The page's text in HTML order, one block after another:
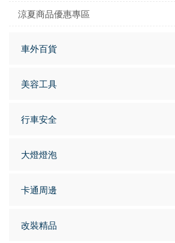
涼夏商品優惠專區
車外百貨
美容工具
行車安全
大燈燈泡
卡通周邊
改裝精品